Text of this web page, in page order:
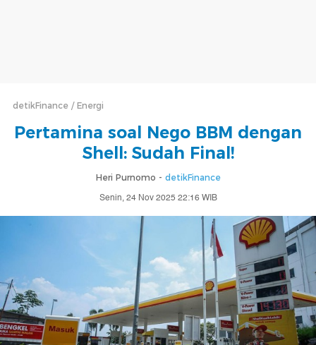
detikFinance Energi
Pertamina soal Nego BBM dengan
Shell: Sudah Final!
Heri Purnomo - detikFinance
Senin, 24 Nov 2025 22:16 WIB